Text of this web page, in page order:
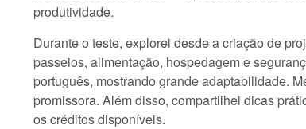
produtividade.
Durante o teste, explorei desde a criação de
passeios, alimentação, hospedagem e
português, mostrando grande adaptabilidade.
promissora. Além disso, compartilhei dicas
os créditos disponíveis.